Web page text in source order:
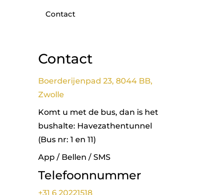
Contact
Contact
Boerderijenpad 23, 8044 BB,
Zwolle
Komt u met de bus, dan is het
bushalte: Havezathentunnel
(Bus nr: 1 en 11)
App / Bellen / SMS
Telefoonnummer
+31 6 20221518